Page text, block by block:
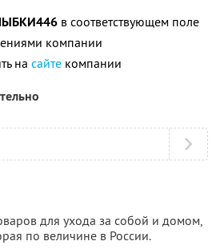
в соответствующем поле
компании
на сайте компании
для ухода за собой и домом,
по величине в России.